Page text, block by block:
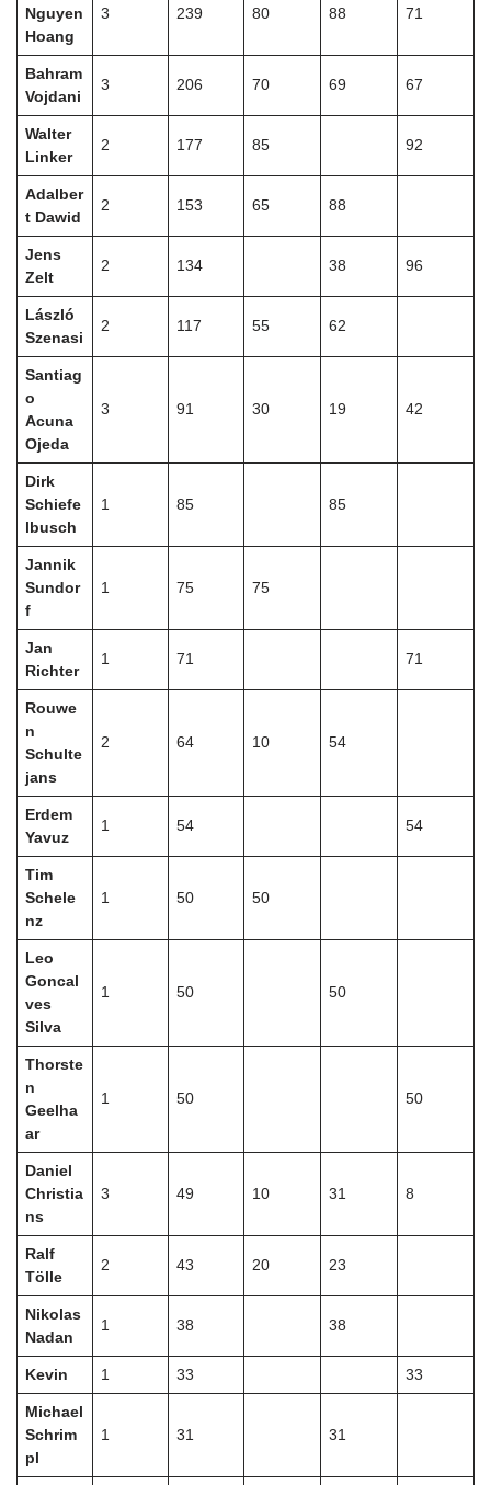
Nguyen
Hoang
3 239 80 88 71
Bahram
Vojdani
3 206 70 69 67
Walter
Linker
2 177 85 92
Adalber
t Dawid
2 153 65 88
Jens
Zelt
2 134 38 96
László
Szenasi
2 117 55 62
Santiag
o
Acuna
Ojeda
3 91 30 19 42
Dirk
Schiefe
lbusch
1 85 85
Jannik
Sundor
f
1 75 75
Jan
Richter
1 71 71
Rouwe
n
Schulte
jans
2 64 10 54
Erdem
Yavuz
1 54 54
Tim
Schele
nz
1 50 50
Leo
Goncal
ves
Silva
1 50 50
Thorste
n
Geelha
ar
1 50 50
Daniel
Christia
ns
3 49 10 31 8
Ralf
Tölle
2 43 20 23
Nikolas
Nadan
1 38 38
Kevin 1 33 33
Michael
Schrim
pl
1 31 31